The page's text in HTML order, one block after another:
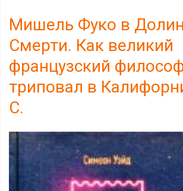
Мишель Фуко в
Смерти. Как великий
французский
триповал в
С.